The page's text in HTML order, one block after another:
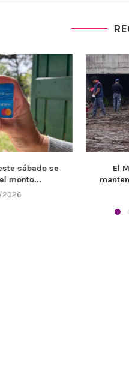
refuerza el
canales y...
Llega